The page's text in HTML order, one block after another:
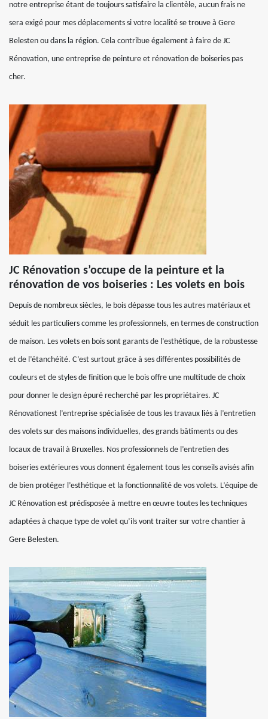
notre entreprise étant de toujours satisfaire la clientèle, aucun frais ne
sera exigé pour mes déplacements si votre localité se trouve à Gere
Belesten ou dans la région. Cela contribue également à faire de JC
Rénovation, une entreprise de peinture et rénovation de boiseries pas
cher.
JC Rénovation s’occupe de la peinture et la
rénovation de vos boiseries : Les volets en bois
Depuis de nombreux siècles, le bois dépasse tous les autres matériaux et
séduit les particuliers comme les professionnels, en termes de construction
de maison. Les volets en bois sont garants de l’esthétique, de la robustesse
et de l’étanchéité. C’est surtout grâce à ses différentes possibilités de
couleurs et de styles de finition que le bois offre une multitude de choix
pour donner le design épuré recherché par les propriétaires. JC
Rénovationest l’entreprise spécialisée de tous les travaux liés à l’entretien
des volets sur des maisons individuelles, des grands bâtiments ou des
locaux de travail à Bruxelles. Nos professionnels de l’entretien des
boiseries extérieures vous donnent également tous les conseils avisés afin
de bien protéger l’esthétique et la fonctionnalité de vos volets. L’équipe de
JC Rénovation est prédisposée à mettre en œuvre toutes les techniques
adaptées à chaque type de volet qu’ils vont traiter sur votre chantier à
Gere Belesten.